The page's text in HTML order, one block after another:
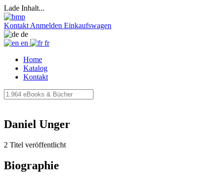
Lade Inhalt...
Kontakt Anmelden Einkaufswagen
de
en
fr
Home
Katalog
Kontakt
Daniel Unger
2 Titel veröffentlicht
Biographie